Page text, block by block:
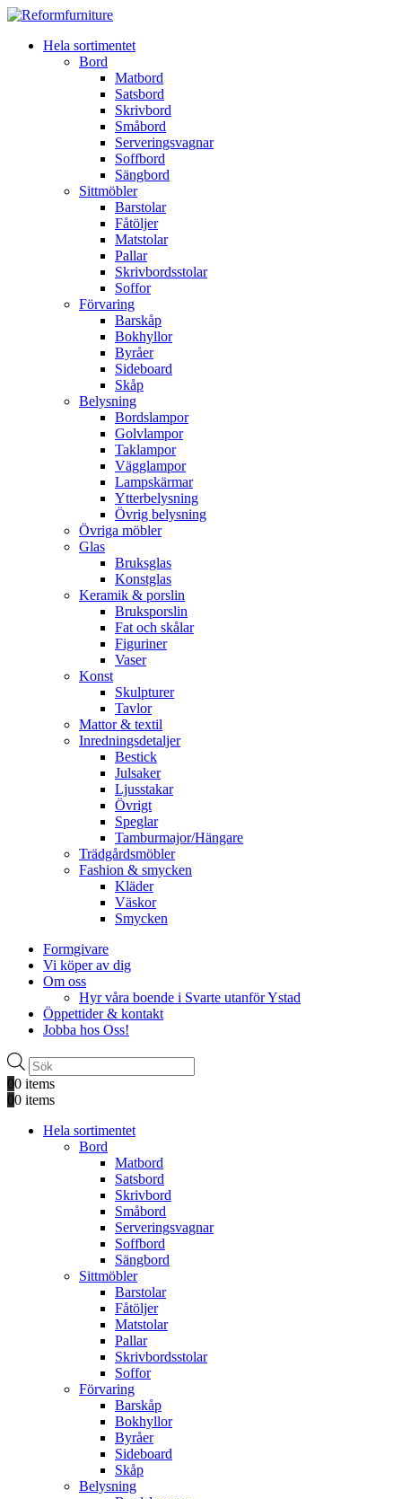
Hela sortimentet
Bord
Matbord
Satsbord
Skrivbord
Småbord
Serveringsvagnar
Soffbord
Sängbord
Sittmöbler
Barstolar
Fåtöljer
Matstolar
Pallar
Skrivbordsstolar
Soffor
Förvaring
Barskåp
Bokhyllor
Byråer
Sideboard
Skåp
Belysning
Bordslampor
Golvlampor
Taklampor
Vägglampor
Lampskärmar
Ytterbelysning
Övrig belysning
Övriga möbler
Glas
Bruksglas
Konstglas
Keramik & porslin
Bruksporslin
Fat och skålar
Figuriner
Vaser
Konst
Skulpturer
Tavlor
Mattor & textil
Inredningsdetaljer
Bestick
Julsaker
Ljusstakar
Övrigt
Speglar
Tamburmajor/Hängare
Trädgårdsmöbler
Fashion & smycken
Kläder
Väskor
Smycken
Formgivare
Vi köper av dig
Om oss
Hyr våra boende i Svarte utanför Ystad
Öppettider & kontakt
Jobba hos Oss!
Produktsökning
00 items
00 items
Hela sortimentet
Bord
Matbord
Satsbord
Skrivbord
Småbord
Serveringsvagnar
Soffbord
Sängbord
Sittmöbler
Barstolar
Fåtöljer
Matstolar
Pallar
Skrivbordsstolar
Soffor
Förvaring
Barskåp
Bokhyllor
Byråer
Sideboard
Skåp
Belysning